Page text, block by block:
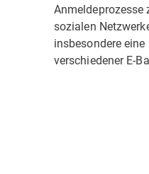
Anmeldeprozesse
sozialen
insbesondere
verschiedener E-